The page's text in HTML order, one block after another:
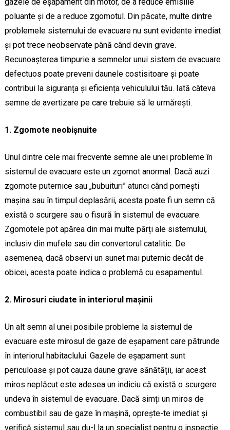
poluante și de a reduce zgomotul. Din păcate, multe dintre
problemele sistemului de evacuare nu sunt evidente imediat
și pot trece neobservate până când devin grave.
Recunoașterea timpurie a semnelor unui sistem de evacuare
defectuos poate preveni daunele costisitoare și poate
contribui la siguranța și eficiența vehiculului tău. Iată câteva
semne de avertizare pe care trebuie să le urmărești.
1. Zgomote neobișnuite
Unul dintre cele mai frecvente semne ale unei probleme în
sistemul de evacuare este un zgomot anormal. Dacă auzi
zgomote puternice sau „bubuituri” atunci când pornești
mașina sau în timpul deplasării, acesta poate fi un semn că
există o scurgere sau o fisură în sistemul de evacuare.
Zgomotele pot apărea din mai multe părți ale sistemului,
inclusiv din mufele sau din convertorul catalitic. De
asemenea, dacă observi un sunet mai puternic decât de
obicei, acesta poate indica o problemă cu esapamentul.
2. Mirosuri ciudate în interiorul mașinii
Un alt semn al unei posibile probleme la sistemul de
evacuare este mirosul de gaze de eșapament care pătrunde
în interiorul habitaclului. Gazele de eșapament sunt
periculoase și pot cauza daune grave sănătății, iar acest
miros neplăcut este adesea un indiciu că există o scurgere
undeva în sistemul de evacuare. Dacă simți un miros de
combustibil sau de gaze în mașină, oprește-te imediat și
verifică sistemul sau du-l la un specialist pentru o inspecție.